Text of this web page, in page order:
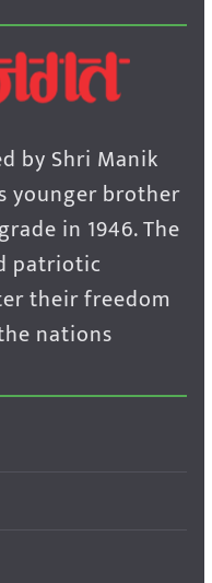
by Shri Manik
younger brother
in 1946. The
patriotic
their freedom
nations